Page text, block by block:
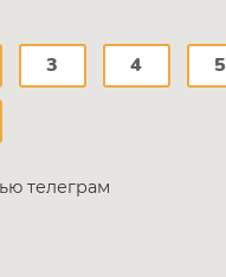
3 4 5
телеграм